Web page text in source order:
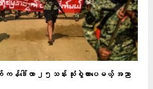
ကန်ဒေါ်လာ ၂၅သန်း သုံးစွဲထားပေမယ့် အညာ